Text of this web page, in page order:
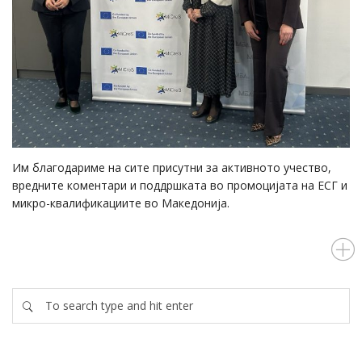
Им благодариме на сите присутни за активното учество,
вредните коментари и поддршката во промоцијата на ЕСГ и
микро-квалификациите во Македонија.